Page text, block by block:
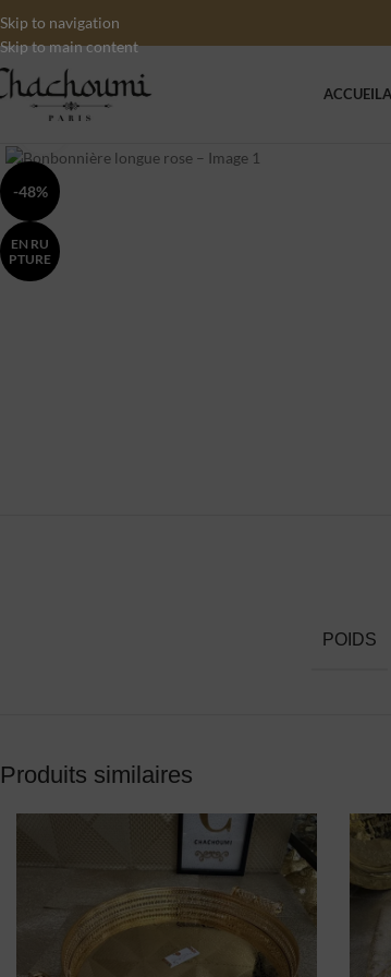
Skip to navigation
Skip to main content
ACCUEIL
-48%
EN RU
PTURE
Click to enlarge
POIDS
Produits similaires